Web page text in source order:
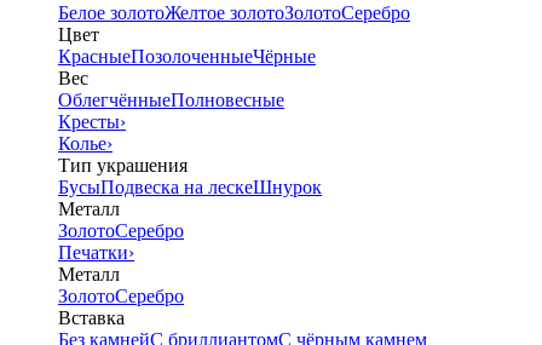
Белое золотоЖелтое золотоЗолотоСеребро
Цвет
КрасныеПозолоченныеЧёрные
Вес
ОблегчённыеПолновесные
Кресты›
Колье›
Тип украшения
БусыПодвеска на лескеШнурок
Металл
ЗолотоСеребро
Печатки›
Металл
ЗолотоСеребро
Вставка
Без камнейС бриллиантомС чёрным камнем